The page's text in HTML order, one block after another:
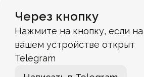
Через кнопку
Нажмите на кнопку, если на
вашем устройстве открыт
Telegram